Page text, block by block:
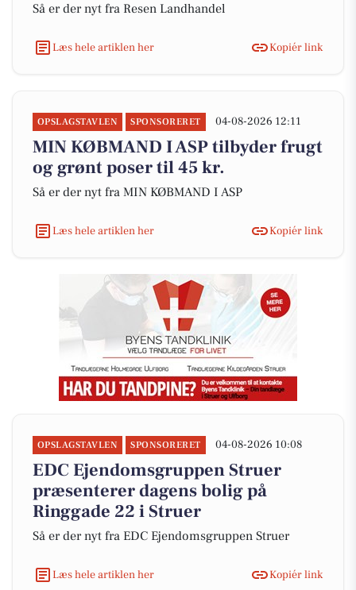
Så er der nyt fra Resen Landhandel
Læs hele artiklen her Kopiér link
OPSLAGSTAVLEN SPONSORERET 04-08-2026 12:11
MIN KØBMAND I ASP tilbyder frugt
og grønt poser til 45 kr.
Så er der nyt fra MIN KØBMAND I ASP
Læs hele artiklen her Kopiér link
OPSLAGSTAVLEN SPONSORERET 04-08-2026 10:08
EDC Ejen­doms­grup­pen Struer
præsenterer dagens bolig på
Ringgade 22 i Struer
Så er der nyt fra EDC Ejen­doms­grup­pen Struer
Læs hele artiklen her Kopiér link